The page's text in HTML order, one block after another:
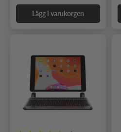
Lägg i varukorgen